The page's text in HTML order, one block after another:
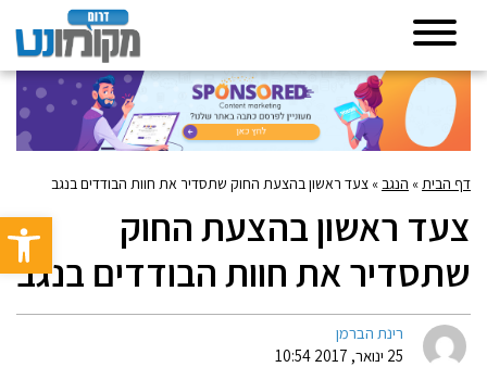
פתח
דף הבית» הנגב» צעד ראשון בהצעת החוק שתסדיר את חוות הבודדים בנגב
צעד ראשון בהצעת החוק
שתסדיר את חוות הבודדים בנגב
רינת הברמן
25 ינואר, 2017 10:54